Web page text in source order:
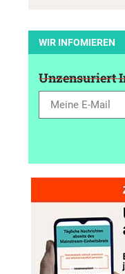
WIR INFOMIEREN
Unzensuriert